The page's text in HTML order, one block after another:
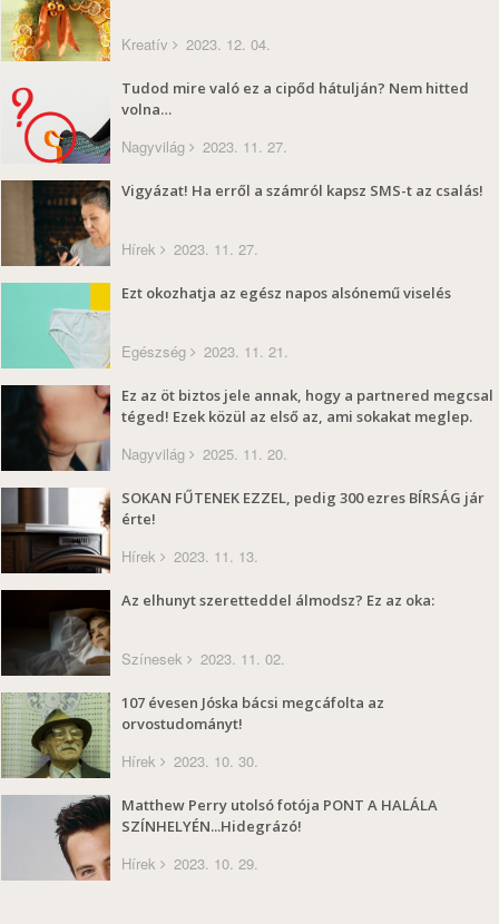
Kreatív 2023. 12. 04.
Tudod mire való ez a cipőd hátulján? Nem hitted
volna…
Nagyvilág 2023. 11. 27.
Vigyázat! Ha erről a számról kapsz SMS-t az csalás!
Hírek 2023. 11. 27.
Ezt okozhatja az egész napos alsónemű viselés
Egészség 2023. 11. 21.
Ez az öt biztos jele annak, hogy a partnered megcsal
téged! Ezek közül az első az, ami sokakat meglep.
Nagyvilág 2025. 11. 20.
SOKAN FŰTENEK EZZEL, pedig 300 ezres BÍRSÁG jár
érte!
Hírek 2023. 11. 13.
Az elhunyt szeretteddel álmodsz? Ez az oka:
Színesek 2023. 11. 02.
107 évesen Jóska bácsi megcáfolta az
orvostudományt!
Hírek 2023. 10. 30.
Matthew Perry utolsó fotója PONT A HALÁLA
SZÍNHELYÉN...Hidegrázó!
Hírek 2023. 10. 29.